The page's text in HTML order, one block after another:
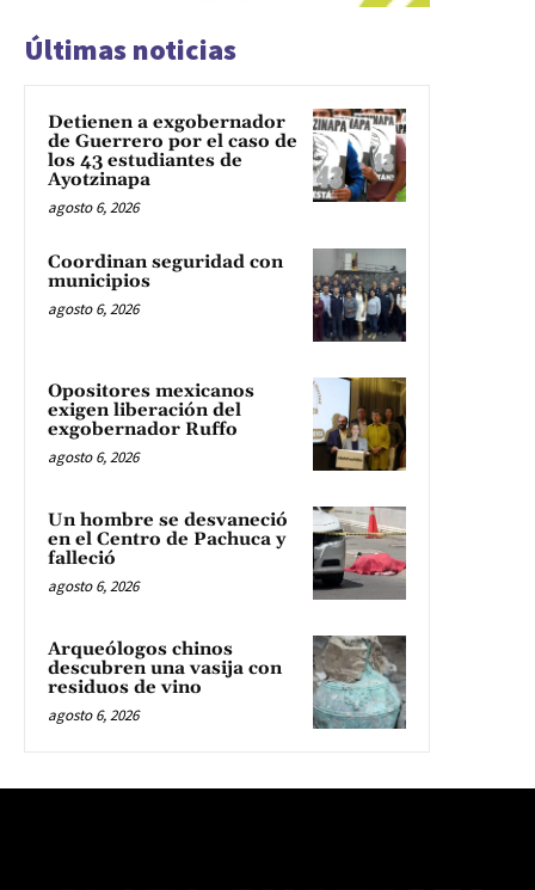
Últimas noticias
Detienen a exgobernador
de Guerrero por el caso de
los 43 estudiantes de
Ayotzinapa
agosto 6, 2026
Coordinan seguridad con
municipios
agosto 6, 2026
Opositores mexicanos
exigen liberación del
exgobernador Ruffo
agosto 6, 2026
Un hombre se desvaneció
en el Centro de Pachuca y
falleció
agosto 6, 2026
Arqueólogos chinos
descubren una vasija con
residuos de vino
agosto 6, 2026